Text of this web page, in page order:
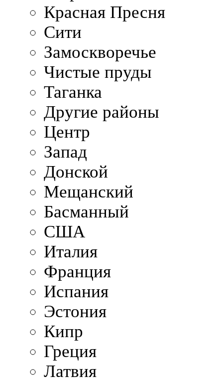
Красная Пресня
Сити
Замоскворечье
Чистые пруды
Таганка
Другие районы
Центр
Запад
Донской
Мещанский
Басманный
США
Италия
Франция
Испания
Эстония
Кипр
Греция
Латвия